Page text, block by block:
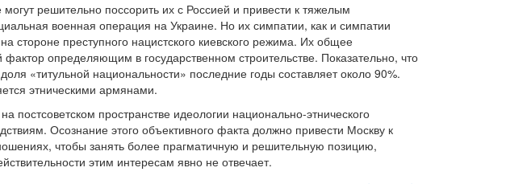
решительно поссорить их с Россией и привести к тяжелым
военная операция на Украине. Но их симпатии, как и симпатии
стороне преступного нацистского киевского режима. Их общее
определяющим в государственном строительстве. Показательно, что
«титульной национальности» последние годы составляет около 90%.
этническими армянами.
пространстве идеологии национально-этнического
Осознание этого объективного факта должно привести Москву к
чтобы занять более прагматичную и решительную позицию,
этим интересам явно не отвечает.